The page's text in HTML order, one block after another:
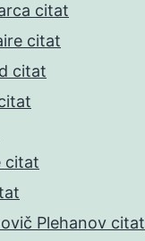
citat
citat
citat
citat
Plehanov citat